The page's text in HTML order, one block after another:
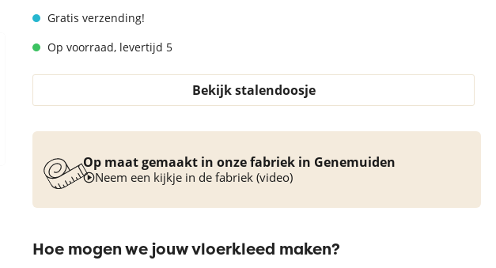
Vloerkleed turquoise
Gratis verzending!
Op voorraad, levertijd 5
Bekijk stalendoosje
Op maat gemaakt in onze fabriek in Genemuiden
Neem een kijkje in de fabriek (video)
Hoe mogen we jouw vloerkleed maken?